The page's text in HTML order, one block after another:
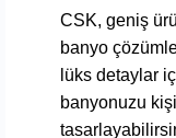
CSK, geniş
banyo
lüks detaylar
banyonuzu